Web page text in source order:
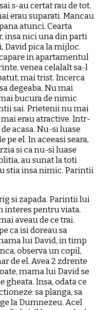
s-au certat rau de tot.
erau suparati. Mancau
atunci. Cearta
insa nici una din parti
David pica la mijloc.
in apartamentul
venea celalalt sa-l
mai trist. Incerca
degeaba. Nu mai
bucura de nimic
sai. Prietenii nu mai
erau atractive. Intr-
acasa. Nu-si luase
pe el. In aceeasi seara,
si ca nu-si luase
au sunat la toti
stia insa nimic. Parintii
si zapada. Parintii lui
interes pentru viata.
aveau de ce trai.
ca isi doreau sa
lui David, in timp
observa un copil,
de el. Avea 2 zdrente
mama lui David se
gheata. Insa, odata ce
sa planga, sa
la Dumnezeu. Acel